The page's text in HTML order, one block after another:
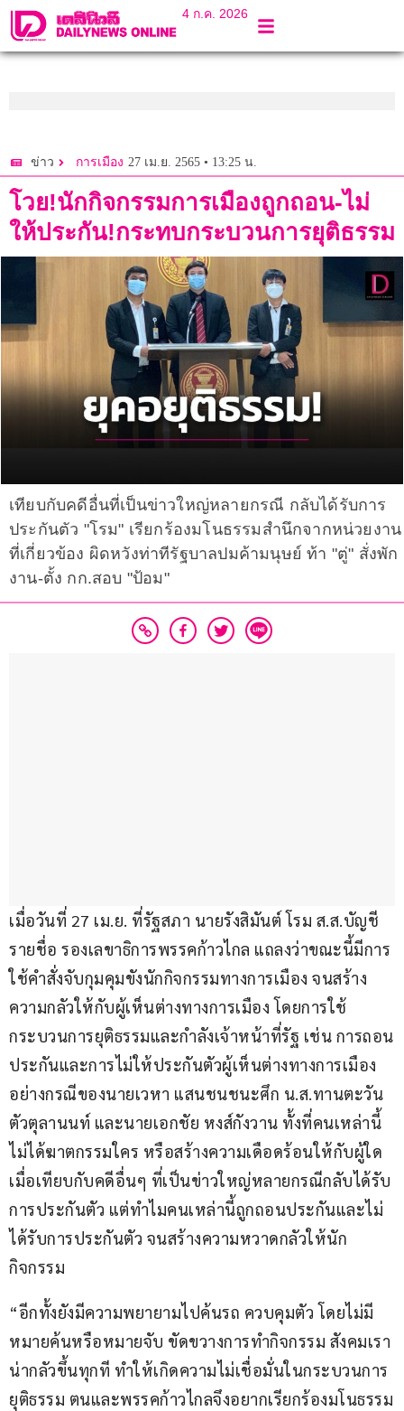
4 ก.ค. 2026
ข่าว การเมือง 27 เม.ย. 2565 • 13:25 น.
โวย!นักกิจกรรมการเมืองถูกถอน-ไม่
ให้ประกัน!กระทบกระบวนการยุติธรรม
เทียบกับคดีอื่นที่เป็นข่าวใหญ่หลายกรณี กลับได้รับการ
ประกันตัว "โรม"​ เรียกร้องมโนธรรมสำนึกจากหน่วยงาน
ที่เกี่ยวข้อง ผิดหวังท่าทีรัฐบาลปมค้ามนุษย์ ท้า "ตู่" สั่งพัก
งาน-ตั้ง กก.สอบ "ป้อม"
เมื่อวันที่ 27 เม.ย. ที่รัฐสภา นายรังสิมันต์ โรม ส.ส.บัญชี
รายชื่อ รองเลขาธิการพรรคก้าวไกล แถลงว่าขณะนี้มีการ
ใช้คำสั่งจับกุมคุมขังนักกิจกรรมทางการเมือง จนสร้าง
ความกลัวให้กับผู้เห็นต่างทางการเมือง โดยการใช้
กระบวนการยุติธรรมและกำลังเจ้าหน้าที่รัฐ เช่น การถอน
ประกันและการไม่ให้ประกันตัวผู้เห็นต่างทางการเมือง
อย่างกรณีของนายเวหา แสนชนชนะศึก น.ส.ทานตะวัน
ตัวตุลานนท์ และนายเอกชัย หงส์กังวาน ทั้งที่คนเหล่านี้
ไม่ได้ฆาตกรรมใคร หรือสร้างความเดือดร้อนให้กับผู้ใด
เมื่อเทียบกับคดีอื่นๆ ที่เป็นข่าวใหญ่หลายกรณีกลับได้รับ
การประกันตัว แต่ทำไมคนเหล่านี้ถูกถอนประกันและไม่
ได้รับการประกันตัว จนสร้างความหวาดกลัวให้นัก
กิจกรรม
“อีกทั้งยังมีความพยายามไปค้นรถ ควบคุมตัว โดยไม่มี
หมายค้นหรือหมายจับ ขัดขวางการทำกิจกรรม สังคมเรา
น่ากลัวขึ้นทุกที ทำให้เกิดความไม่เชื่อมั่นในกระบวนการ
ยุติธรรม ตนและพรรคก้าวไกลจึงอยากเรียกร้องมโนธรรม